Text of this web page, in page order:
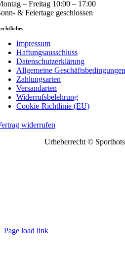
– Freitag 10:00 – 17:00
& Feiertage geschlossen
Impressum
Haftungsausschluss
Datenschutzerklärung
Allgemeine Geschäftsbedingungen
Zahlungsarten
Versandarten
Widerrufsbelehrung
Cookie-Richtlinie (EU)
widerrufen
Urheberrecht ©
Page load link